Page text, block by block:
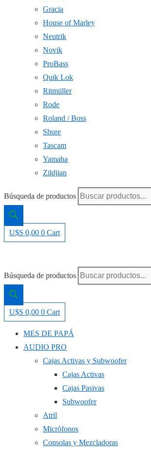
Gracia
House of Marley
Neutrik
Novik
ProBass
Quik Lok
Ritmüller
Rode
Roland / Boss
Shure
Tascam
Yamaha
Zildjian
Búsqueda de productos
U$S 0,00 0 Cart
Búsqueda de productos
U$S 0,00 0 Cart
MES DE PAPÁ
AUDIO PRO
Cajas Activas y Subwoofer
Cajas Activas
Cajas Pasivas
Subwoofer
Atril
Micrófonos
Consolas y Mezcladoras